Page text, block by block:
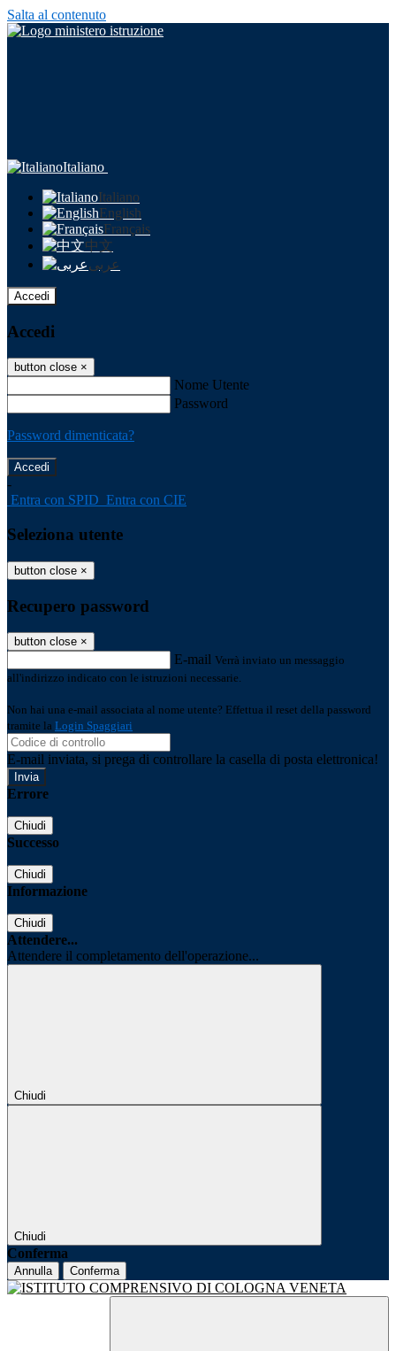
Salta al contenuto
Italiano
Italiano
English
Français
中文
عربى
Accedi
Accedi
button close ×
Nome Utente
Password
Password dimenticata?
-
Entra con SPID Entra con CIE
Seleziona utente
button close ×
Recupero password
button close ×
E-mail Verrà inviato un messaggio
all'indirizzo indicato con le istruzioni necessarie.
Non hai una e-mail associata al nome utente? Effettua il reset della password
tramite la Login Spaggiari
E-mail inviata, si prega di controllare la casella di posta elettronica!
Errore
Chiudi
Successo
Chiudi
Informazione
Chiudi
Attendere...
Attendere il completamento dell'operazione...
Chiudi
Chiudi
Conferma
Annulla Conferma